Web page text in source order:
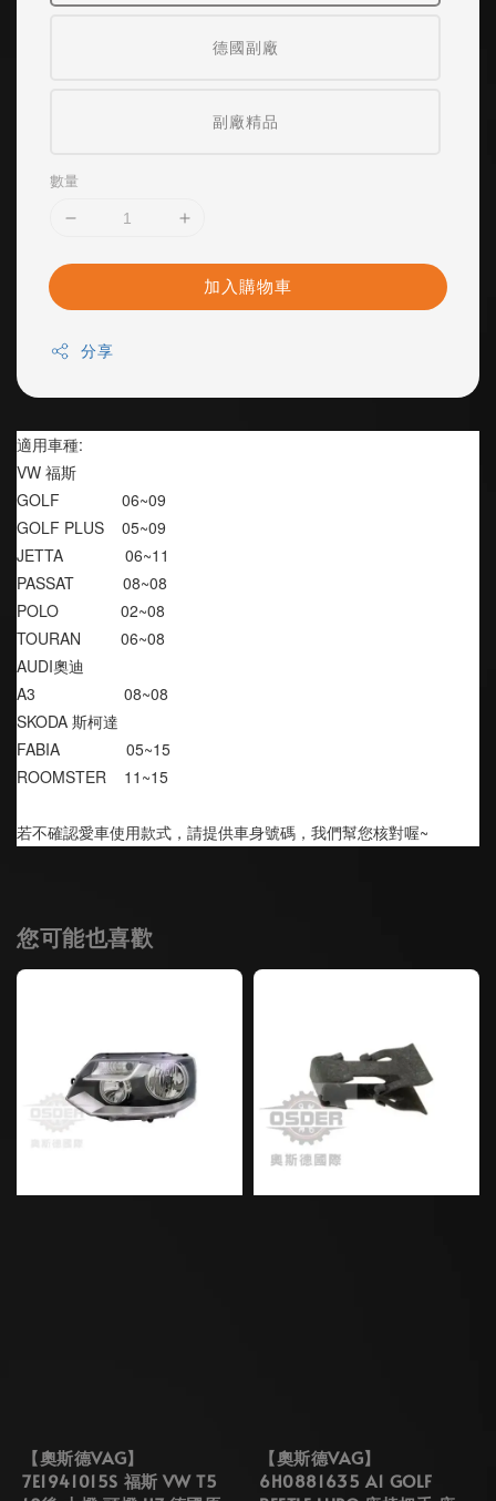
德國副廠
副廠精品
數量
加入購物車
分享
適用車種:
VW 福斯
GOLF              06~09
GOLF PLUS    05~09
JETTA              06~11
PASSAT           08~08
POLO              02~08
TOURAN         06~08
AUDI奧迪
A3                    08~08
SKODA 斯柯達
FABIA               05~15
ROOMSTER    11~15
若不確認愛車使用款式，請提供車身號碼，我們幫您核對喔~
您可能也喜歡
【奧斯德VAG】
7E1941015S 福斯 VW T5
【奧斯德VAG】
6H0881635 A1 GOLF